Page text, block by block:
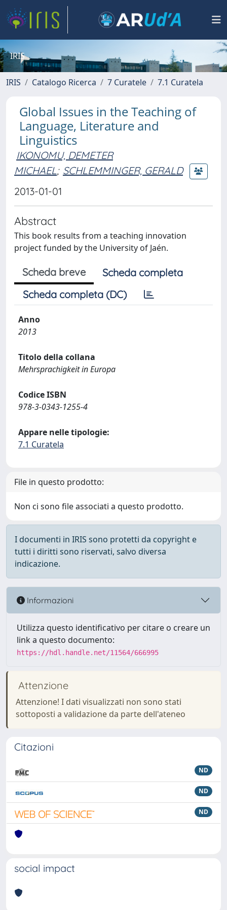
IRIS
IRIS Catalogo Ricerca 7 Curatele 7.1 Curatela
Global Issues in the Teaching of
Language, Literature and
Linguistics
IKONOMU, DEMETER
MICHAEL; SCHLEMMINGER, GERALD
2013-01-01
Abstract
This book results from a teaching innovation
project funded by the University of Jaén.
Scheda breve
Scheda completa
Scheda completa (DC)
Anno
2013
Titolo della collana
Mehrsprachigkeit in Europa
Codice ISBN
978-3-0343-1255-4
Appare nelle tipologie:
7.1 Curatela
File in questo prodotto:
Non ci sono file associati a questo prodotto.
I documenti in IRIS sono protetti da copyright e
tutti i diritti sono riservati, salvo diversa
indicazione.
Informazioni
Utilizza questo identificativo per citare o creare un
link a questo documento:
https://hdl.handle.net/11564/666995
Attenzione
Attenzione! I dati visualizzati non sono stati
sottoposti a validazione da parte dell'ateneo
Citazioni
ND
ND
ND
social impact